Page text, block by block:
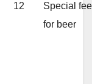
12
Special
for beer